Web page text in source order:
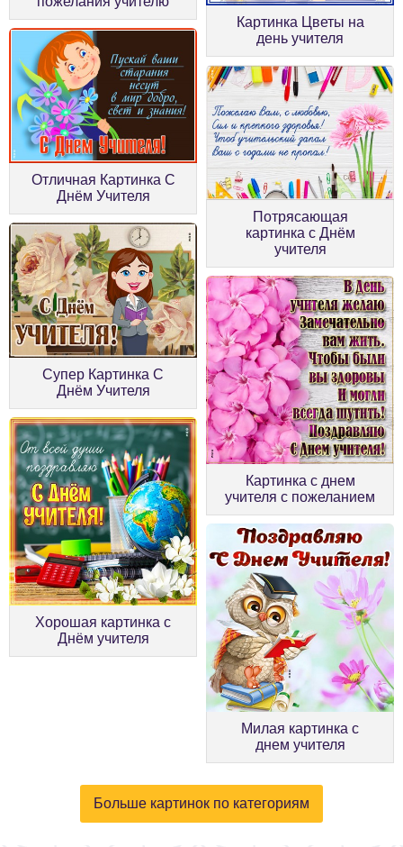
Картинка Цветы на
день учителя
Отличная Картинка С
Днём Учителя
Потрясающая
картинка с Днём
учителя
Супер Картинка С
Днём Учителя
Картинка с днем
учителя с пожеланием
Хорошая картинка с
Днём учителя
Милая картинка с
днем учителя
Больше картинок по категориям